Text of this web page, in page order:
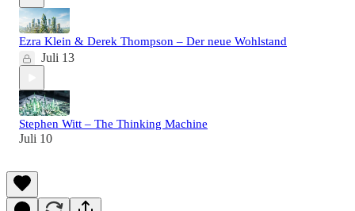
Ezra Klein & Derek Thompson – Der neue Wohlstand
Juli 13
Stephen Witt – The Thinking Machine
Juli 10